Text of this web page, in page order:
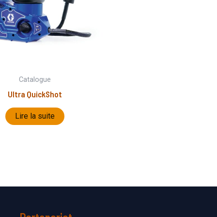
Catalogue
Ultra QuickShot
Lire la suite